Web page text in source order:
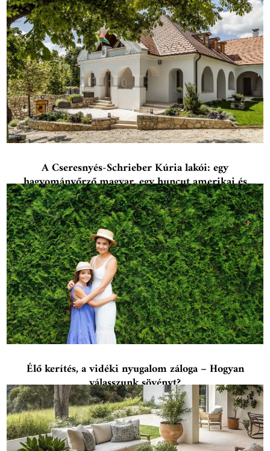
A Cseresnyés-Schrieber Kúria lakói: egy
hagyományőrző magyar, egy huncut amerikai és
családjuk
Élő kerítés, a vidéki nyugalom záloga – Hogyan
válasszunk sövényt?